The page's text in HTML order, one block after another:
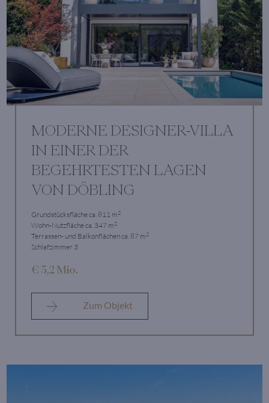
MODERNE DESIGNER-VILLA
IN EINER DER
BEGEHRTESTEN LAGEN
VON DÖBLING
Grundstücksfläche ca. 811 m2
Wohn-Nutzfläche ca. 347 m2
Terrassen- und Balkonflächen ca. 87 m2
Schlafzimmer 3
€ 5,2 Mio.
Zum Objekt